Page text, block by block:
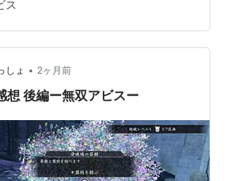
う、紫鸞を召喚したら紫鸞が使えな
い。 というわけで紫鸞のみで戦う
じゃなく紫鸞だけで勝てる、今の
すれば強いか、魅の練磨で色々試し
時間５０％短縮で行きやすいとwiki
ス
しょ • 2ヶ月前
想 後編ー無双アビスー